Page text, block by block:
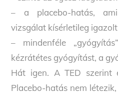
– a placebo-hatás,
vizsgálat kísérletileg
– mindenféle
kézrátétes gyógyítást, a
Hát igen. A TED szerint
Placebo-hatás nem